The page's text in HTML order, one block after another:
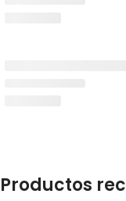
Productos